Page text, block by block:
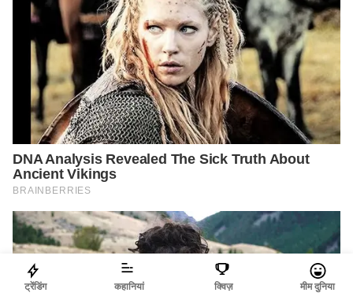
ट्रेंडिंग कहानियां क्विज़ मीम दुनिया